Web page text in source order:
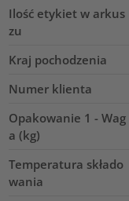
Ilość etykiet w arkus
zu
Kraj pochodzenia
Numer klienta
Opakowanie 1 - Wag
a (kg)
Temperatura składo
wania